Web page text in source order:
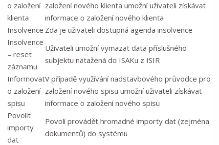
o založení
klienta
založení nového klienta umožní uživateli získávat
informace o založení nového klienta
Insolvence Zda je uživateli dostupná agenda insolvence
Insolvence
– reset
záznamu
Uživateli umožní vymazat data příslušného
subjektu natažená do ISAKu z ISIR
Informovat
o založení
spisu
V případě využívání nadstavbového průvodce pro
založení nového spisu umožní uživateli získávat
informace o založení nového spisu
Povolit
importy
dat
Povolí provádět hromadné importy dat (zejména
dokumentů) do systému